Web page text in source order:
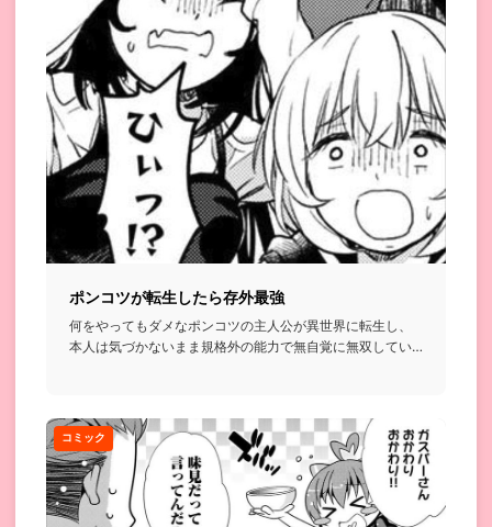
ポンコツが転生したら存外最強
何をやってもダメなポンコツの主人公が異世界に転生し、
本人は気づかないまま規格外の能力で無自覚に無双してい
コミック